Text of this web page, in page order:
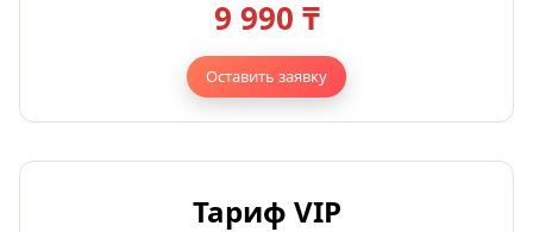
9 990 ₸
Оставить заявку
Тариф VIP